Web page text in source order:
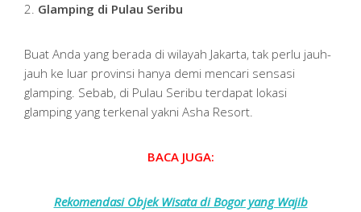
2. Glamping di Pulau Seribu
Buat Anda yang berada di wilayah Jakarta, tak perlu jauh-
jauh ke luar provinsi hanya demi mencari sensasi
glamping. Sebab, di Pulau Seribu terdapat lokasi
glamping yang terkenal yakni Asha Resort.
BACA JUGA:
Rekomendasi Objek Wisata di Bogor yang Wajib